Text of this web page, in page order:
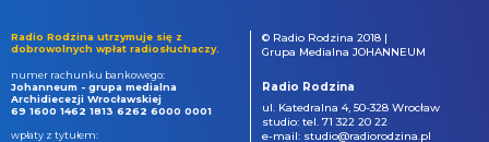
Radio Rodzina utrzymuje się z
dobrowolnych wpłat radiosłuchaczy.
numer rachunku bankowego:
Johanneum - grupa medialna
Archidiecezji Wrocławskiej
69 1600 1462 1813 6262 6000 0001
wpłaty z tytułem:
© Radio Rodzina 2018 |
Grupa Medialna JOHANNEUM
Radio Rodzina
ul. Katedralna 4, 50-328 Wrocław
studio: tel. 71 322 20 22
e-mail: studio@radiorodzina.pl